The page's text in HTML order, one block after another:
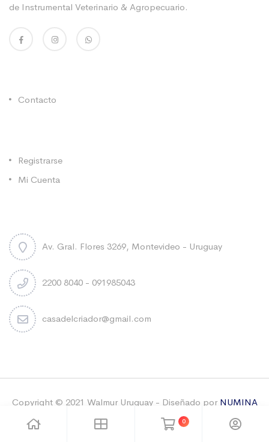
de Instrumental Veterinario & Agropecuario.
Contacto
Registrarse
Mi Cuenta
Av. Gral. Flores 3269, Montevideo - Uruguay
2200 8040 - 091985043
casadelcriador@gmail.com
Copyright © 2021 Walmur Uruguay - Diseñado por NUMINA
& Sebastian Carbonell
-Todos los derechos reservados
0